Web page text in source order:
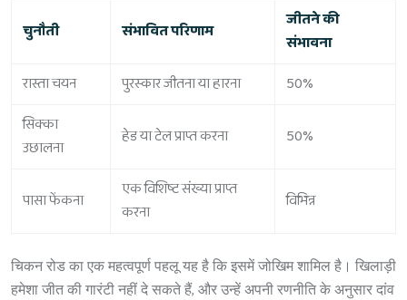
चुनौती संभावित परिणाम
जीतने की
संभावना
रास्ता चयन
पुरस्कार जीतना या हारना
50%
सिक्का
उछालना
हेड या टेल प्राप्त करना 50%
पासा फेंकना
एक विशिष्ट संख्या प्राप्त
करना
विभिन्न
चिकन रोड का एक महत्वपूर्ण पहलू यह है कि इसमें जोखिम शामिल है। खिलाड़ी
हमेशा जीत की गारंटी नहीं दे सकते हैं, और उन्हें अपनी रणनीति के अनुसार दांव